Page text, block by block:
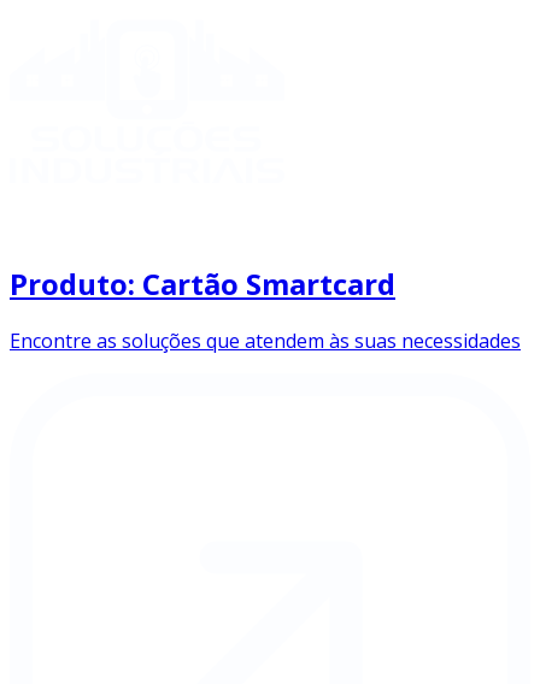
Produto: Cartão Smartcard
Encontre as soluções que atendem às suas necessidades